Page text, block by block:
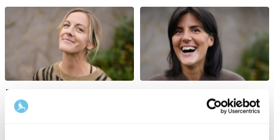
Elin Karnstedt
Production Manager &
Performance marketing